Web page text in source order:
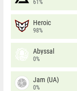
61%
Heroic
98%
Abyssal
0%
Jam (UA)
0%